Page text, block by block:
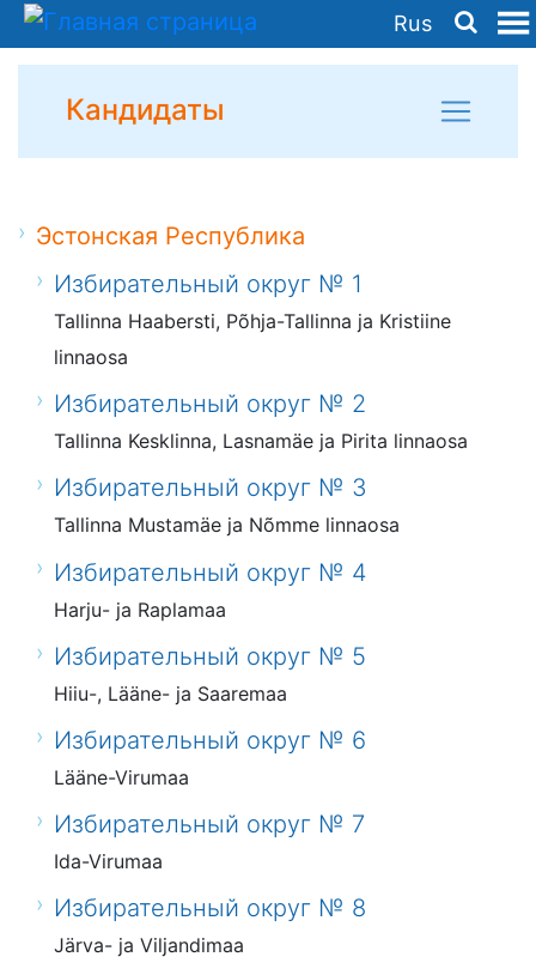
Rus
Кандидаты
Эстонская Республика
Избирательный округ № 1
Tallinna Haabersti, Põhja-Tallinna ja Kristiine
linnaosa
Избирательный округ № 2
Tallinna Kesklinna, Lasnamäe ja Pirita linnaosa
Избирательный округ № 3
Tallinna Mustamäe ja Nõmme linnaosa
Избирательный округ № 4
Harju- ja Raplamaa
Избирательный округ № 5
Hiiu-, Lääne- ja Saaremaa
Избирательный округ № 6
Lääne-Virumaa
Избирательный округ № 7
Ida-Virumaa
Избирательный округ № 8
Järva- ja Viljandimaa